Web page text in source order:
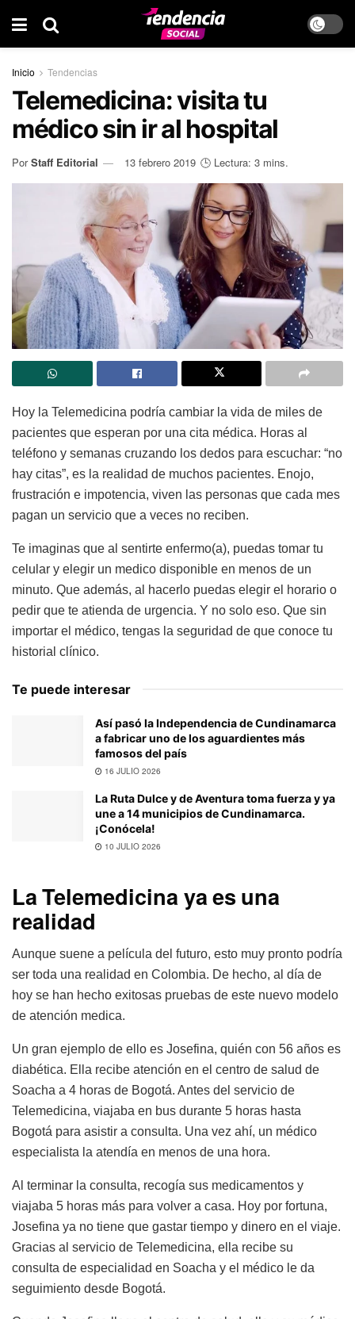
Inicio Tendencias
Telemedicina: visita tu
médico sin ir al hospital
Por Staff Editorial 13 febrero 2019 🕒 Lectura: 3 mins.
Hoy la Telemedicina podría cambiar la vida de miles de
pacientes que esperan por una cita médica. Horas al
teléfono y semanas cruzando los dedos para escuchar: “no
hay citas”, es la realidad de muchos pacientes. Enojo,
frustración e impotencia, viven las personas que cada mes
pagan un servicio que a veces no reciben.
Te imaginas que al sentirte enfermo(a), puedas tomar tu
celular y elegir un medico disponible en menos de un
minuto. Que además, al hacerlo puedas elegir el horario o
pedir que te atienda de urgencia. Y no solo eso. Que sin
importar el médico, tengas la seguridad de que conoce tu
historial clínico.
Te puede interesar
Así pasó la Independencia de Cundinamarca
a fabricar uno de los aguardientes más
famosos del país
16 JULIO 2026
La Ruta Dulce y de Aventura toma fuerza y ya
une a 14 municipios de Cundinamarca.
¡Conócela!
10 JULIO 2026
La Telemedicina ya es una
realidad
Aunque suene a película del futuro, esto muy pronto podría
ser toda una realidad en Colombia. De hecho, al día de
hoy se han hecho exitosas pruebas de este nuevo modelo
de atención medica.
Un gran ejemplo de ello es Josefina, quién con 56 años es
diabética. Ella recibe atención en el centro de salud de
Soacha a 4 horas de Bogotá. Antes del servicio de
Telemedicina, viajaba en bus durante 5 horas hasta
Bogotá para asistir a consulta. Una vez ahí, un médico
especialista la atendía en menos de una hora.
Al terminar la consulta, recogía sus medicamentos y
viajaba 5 horas más para volver a casa. Hoy por fortuna,
Josefina ya no tiene que gastar tiempo y dinero en el viaje.
Gracias al servicio de Telemedicina, ella recibe su
consulta de especialidad en Soacha y el médico le da
seguimiento desde Bogotá.